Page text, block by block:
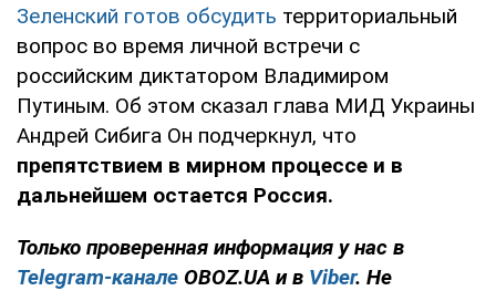
Зеленский готов обсудить территориальный
вопрос во время личной встречи с
российским диктатором Владимиром
Путиным. Об этом сказал глава МИД Украины
Андрей Сибига Он подчеркнул, что
препятствием в мирном процессе и в
дальнейшем остается Россия.
Только проверенная информация у нас в
Telegram-канале OBOZ.UA и в Viber. Не